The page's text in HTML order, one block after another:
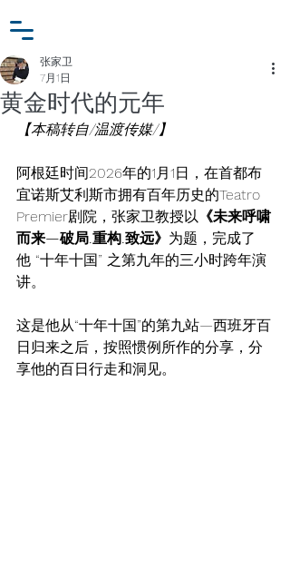
黄金时代的元年
张家卫
7月1日
【本稿转自/温渡传媒/】
阿根廷时间2026年的1月1日，在首都布
宜诺斯艾利斯市拥有百年历史的Teatro
Premier剧院，张家卫教授以 《未来呼啸
而来—破局.重构.致远》 为题，完成了
他 “十年十国” 之第九年的三小时跨年演
讲。
这是他从“十年十国”的第九站—西班牙百
日归来之后，按照惯例所作的分享，分
享他的百日行走和洞见。